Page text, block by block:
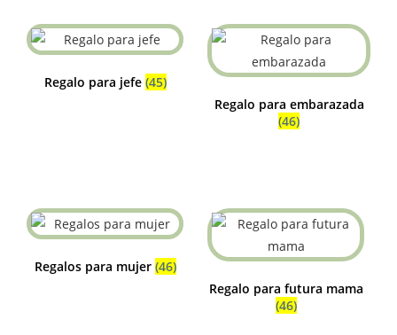
Regalo para jefe (45)
Regalo para embarazada
(46)
Regalos para mujer (46)
Regalo para futura mama
(46)